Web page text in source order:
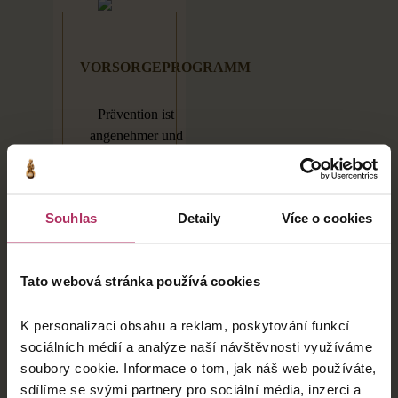
Souhlas Detaily Více o cookies
Tato webová stránka používá cookies
K personalizaci obsahu a reklam, poskytování funkcí
sociálních médií a analýze naší návštěvnosti využíváme
soubory cookie. Informace o tom, jak náš web používáte,
sdílíme se svými partnery pro sociální média, inzerci a
VORSORGEPROGRAMM
Prävention ist
angenehmer und
Probleme. Sofern
Sie unter
Schmerzen oder
gesundheitlichen
Beschwerden
leiden, aber bisher
noch keine